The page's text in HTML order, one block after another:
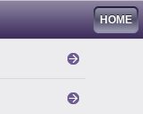
HOME